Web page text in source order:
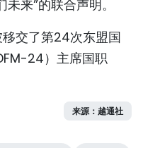
来”的联合声明。
交了第24次东盟国
24）主席国职
来源：越通社